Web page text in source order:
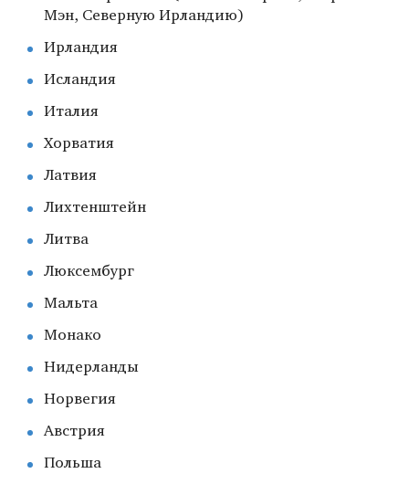
Мэн, Северную Ирландию)
Ирландия
Исландия
Италия
Хорватия
Латвия
Лихтенштейн
Литва
Люксембург
Мальта
Монако
Нидерланды
Норвегия
Австрия
Польша